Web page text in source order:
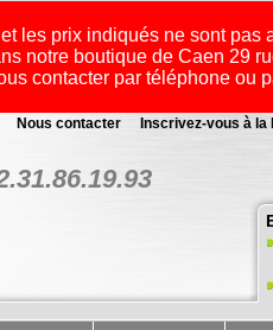
les prix indiqués ne sont pas
notre boutique de Caen 29
contacter par téléphone ou
Nous contacter Inscrivez-vous à la